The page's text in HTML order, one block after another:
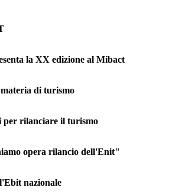
la XX edizione al Mibact
di turismo
per rilanciare il turismo
opera rilancio dell'Enit"
nazionale